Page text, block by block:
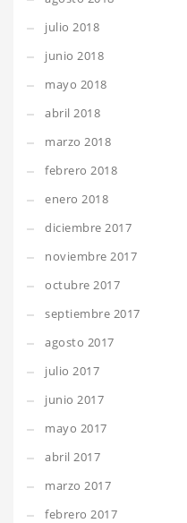
julio 2018
junio 2018
mayo 2018
abril 2018
marzo 2018
febrero 2018
enero 2018
diciembre 2017
noviembre 2017
octubre 2017
septiembre 2017
agosto 2017
julio 2017
junio 2017
mayo 2017
abril 2017
marzo 2017
febrero 2017